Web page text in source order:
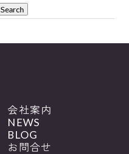
Search
会社案内
NEWS
BLOG
お問合せ